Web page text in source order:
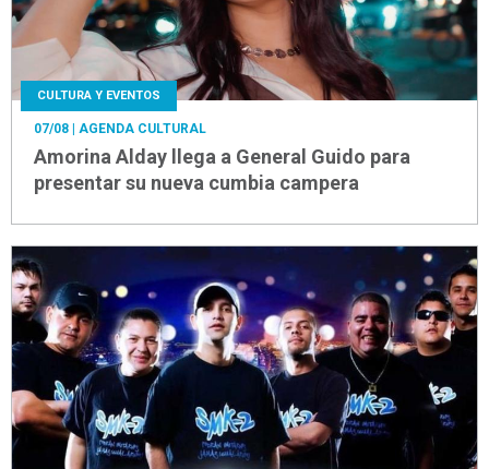
CULTURA Y EVENTOS
07/08 | AGENDA CULTURAL
Amorina Alday llega a General Guido para
presentar su nueva cumbia campera